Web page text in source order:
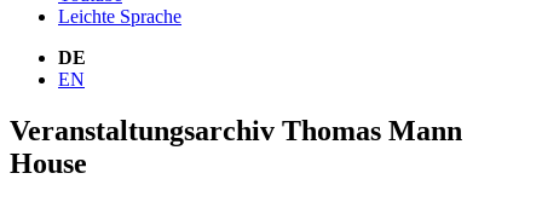
Leichte Sprache
DE
EN
Veranstaltungsarchiv Thomas Mann
House